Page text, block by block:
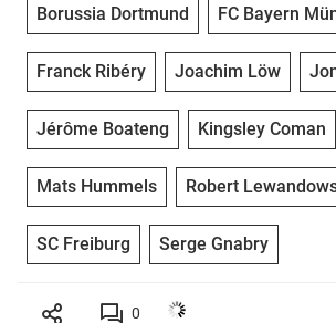
Borussia Dortmund FC Bayern
Franck Ribéry Joachim Löw
Jérôme Boateng Kingsley Coman
Mats Hummels Robert
SC Freiburg Serge Gnabry
0